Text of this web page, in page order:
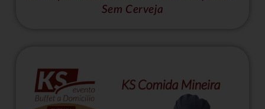
Sem Cerveja